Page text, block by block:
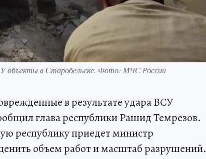
объекты в Старобельске. Фото: МЧС России
в результате удара ВСУ
глава республики Рашид Темрезов.
республику приедет министр
объем работ и масштаб разрушений.